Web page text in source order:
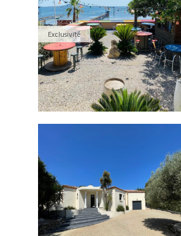
Exclusivité